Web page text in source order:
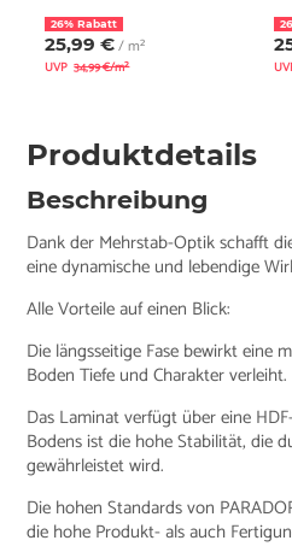
26% Rabatt
25,99 €/ m²
UVP 34,99 €/m²
Produktdetails
Beschreibung
Dank der Mehrstab-Optik schafft
eine dynamische und lebendige
Alle Vorteile auf einen Blick:
Die längsseitige Fase bewirkt eine
Boden Tiefe und Charakter verleiht.
Das Laminat verfügt über eine
Bodens ist die hohe Stabilität, die
gewährleistet wird.
Die hohen Standards von
die hohe Produkt- als auch